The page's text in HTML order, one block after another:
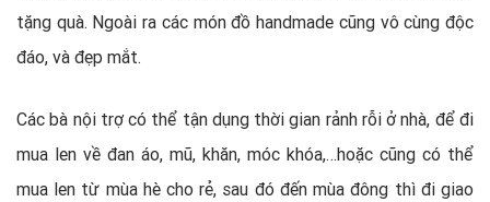
tặng quà. Ngoài ra các món đồ handmade cũng vô cùng độc
đáo, và đẹp mắt.
Các bà nội trợ có thể tận dụng thời gian rảnh rỗi ở nhà, để đi
mua len về đan áo, mũ, khăn, móc khóa,…hoặc cũng có thể
mua len từ mùa hè cho rẻ, sau đó đến mùa đông thì đi giao